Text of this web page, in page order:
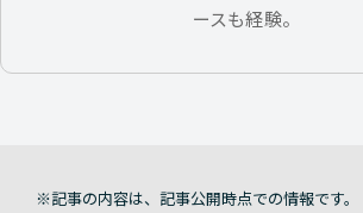
ースも経験。
記事の内容は、記事公開時点での情報です。